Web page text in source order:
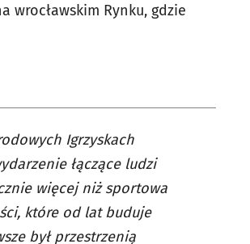
wrocławskim Rynku, gdzie
Igrzyskach
łączące ludzi
więcej niż sportowa
które od lat buduje
był przestrzenią